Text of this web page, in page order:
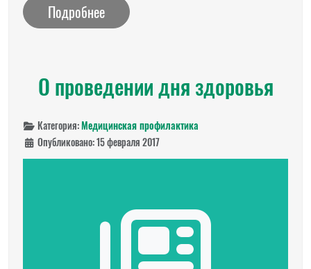
Подробнее
О проведении дня здоровья
Категория:Медицинская профилактика
Опубликовано: 15 февраля 2017